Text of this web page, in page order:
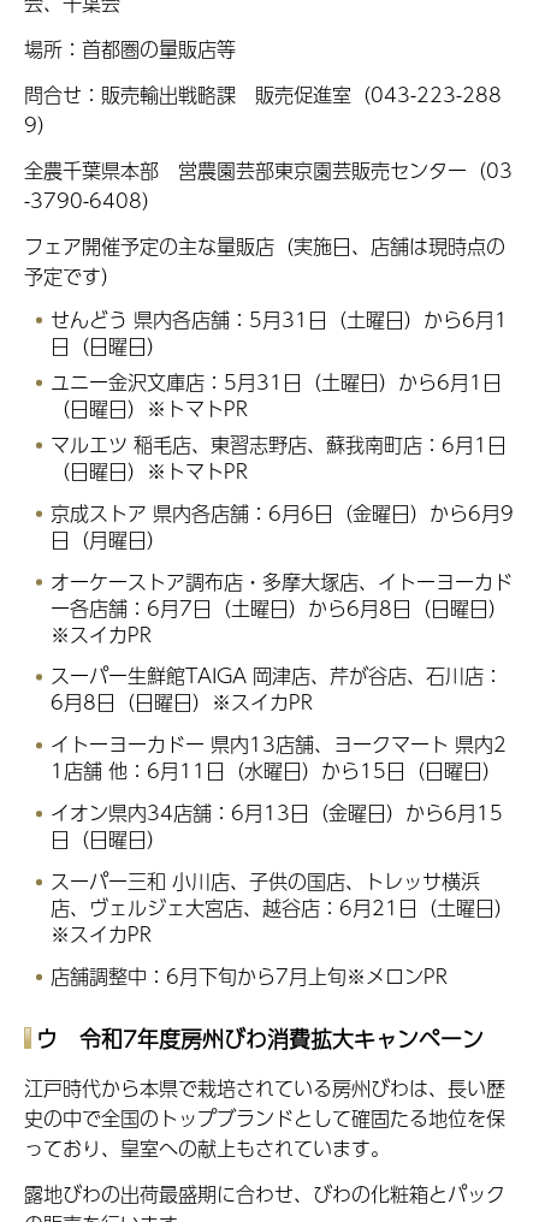
場所：首都圏の量販店等
問合せ：販売輸出戦略課 販売促進室（043-223-288
9）
全農千葉県本部 営農園芸部東京園芸販売センター（03
-3790-6408）
フェア開催予定の主な量販店（実施日、店舗は現時点の
予定です）
せんどう 県内各店舗：5月31日（土曜日）から6月1
日（日曜日）
ユニー金沢文庫店：5月31日（土曜日）から6月1日
（日曜日）※トマトPR
マルエツ 稲毛店、東習志野店、 蘇我南町店： 6月1日
（日曜日）※トマトPR
京成ストア 県内各店舗：6月6日（金曜日）から6月9
日（月曜日）
オーケーストア調布店・多摩大塚店、イトーヨーカド
ー各店舗：6月7日（土曜日）から6月8日（日曜日）
※スイカPR
スーパー生鮮館TAIGA 岡津店、芹が谷店、石川店：
6月8日（日曜日）※スイカPR
イトーヨーカドー 県内13店舗、ヨークマート 県内2
1店舗 他：6月11日（水曜日）から15日（日曜日）
イオン県内34店舗：6月13日（金曜日）から6月15
日（日曜日）
スーパー三和 小川店、子供の国店、トレッサ横浜
店、ヴェルジェ大宮店、越谷店：6月21日（土曜日）
※スイカPR
店舗調整中：6月下旬から7月上旬※メロンPR
ウ 令和7年度房州びわ消費拡大キャンペーン
江戸時代から本県で栽培されている房州びわは、長い歴
史の中で全国のトップブランドとして確固たる地位を保
っており、皇室への献上もされています。
露地びわの出荷最盛期に合わせ、びわの化粧箱とパック